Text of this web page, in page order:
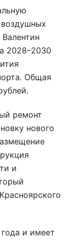
2028–2030
Общая
ремонт
нового
и
и имеет